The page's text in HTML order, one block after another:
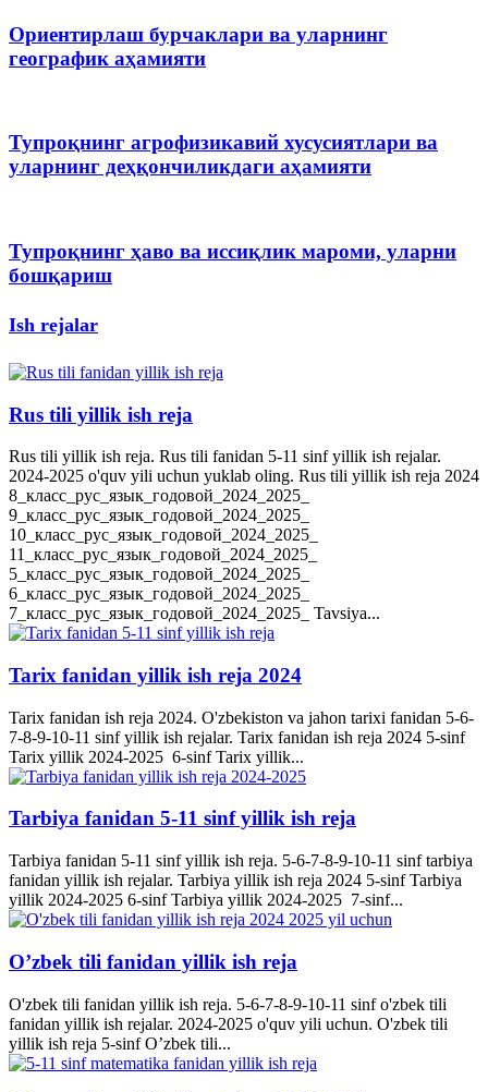
Ориентирлаш бурчаклари ва уларнинг
географик аҳамияти
Тупроқнинг агрофизикавий хусусиятлари ва
уларнинг деҳқончиликдаги аҳамияти
Тупроқнинг ҳаво ва иссиқлик мароми, уларни
бошқариш
Ish rejalar
Rus tili yillik ish reja
Rus tili yillik ish reja. Rus tili fanidan 5-11 sinf yillik ish rejalar.
2024-2025 o'quv yili uchun yuklab oling. Rus tili yillik ish reja 2024
8_класс_рус_язык_годовой_2024_2025_
9_класс_рус_язык_годовой_2024_2025_
10_класс_рус_язык_годовой_2024_2025_
11_класс_рус_язык_годовой_2024_2025_
5_класс_рус_язык_годовой_2024_2025_
6_класс_рус_язык_годовой_2024_2025_
7_класс_рус_язык_годовой_2024_2025_ Tavsiya...
Tarix fanidan yillik ish reja 2024
Tarix fanidan ish reja 2024. O'zbekiston va jahon tarixi fanidan 5-6-
7-8-9-10-11 sinf yillik ish rejalar. Tarix fanidan ish reja 2024 5-sinf
Tarix yillik 2024-2025 6-sinf Tarix yillik...
Tarbiya fanidan 5-11 sinf yillik ish reja
Tarbiya fanidan 5-11 sinf yillik ish reja. 5-6-7-8-9-10-11 sinf tarbiya
fanidan yillik ish rejalar. Tarbiya yillik ish reja 2024 5-sinf Tarbiya
yillik 2024-2025 6-sinf Tarbiya yillik 2024-2025 7-sinf...
O’zbek tili fanidan yillik ish reja
O'zbek tili fanidan yillik ish reja. 5-6-7-8-9-10-11 sinf o'zbek tili
fanidan yillik ish rejalar. 2024-2025 o'quv yili uchun. O'zbek tili
yillik ish reja 5-sinf O’zbek tili...